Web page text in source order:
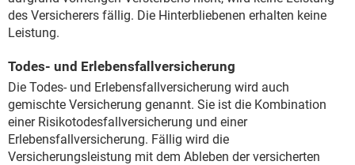
des Versicherers fällig. Die Hinterbliebenen erhalten keine
Leistung.
Todes- und Erlebensfallversicherung
Die Todes- und Erlebensfallversicherung wird auch
gemischte Versicherung genannt. Sie ist die Kombination
einer Risikotodesfallversicherung und einer
Erlebensfallversicherung. Fällig wird die
Versicherungsleistung mit dem Ableben der versicherten